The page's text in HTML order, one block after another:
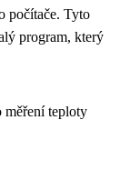
počítače. Tyto
program, který
měření teploty